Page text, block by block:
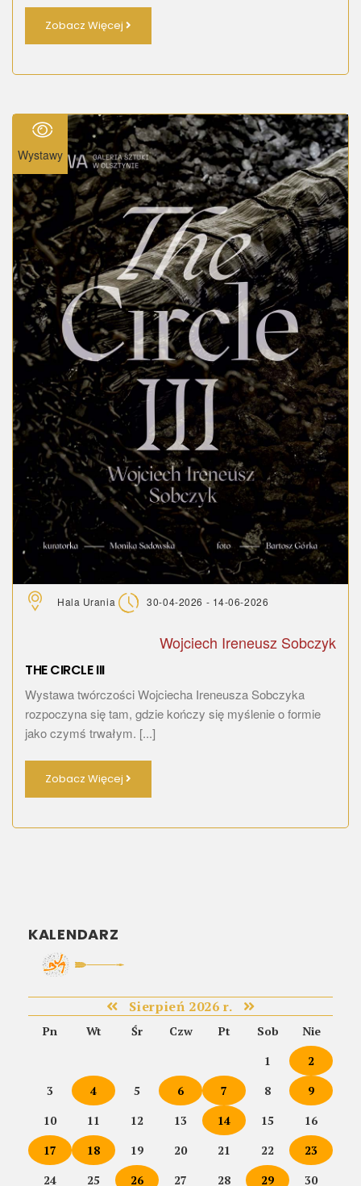
Zobacz Więcej
Wystawy
Hala Urania 30-04-2026 - 14-06-2026
Wojciech Ireneusz Sobczyk
THE CIRCLE III
Wystawa twórczości Wojciecha Ireneusza Sobczyka
rozpoczyna się tam, gdzie kończy się myślenie o formie
jako czymś trwałym. [...]
Zobacz Więcej
KALENDARZ
Sierpień 2026 r.
Pn Wt Śr Czw Pt Sob
Nie
1
2
3
4 5 6 7 8
9
10
11 12 13 14 15
16
17
18 19 20 21 22
23
24
25 26 27 28 29 30